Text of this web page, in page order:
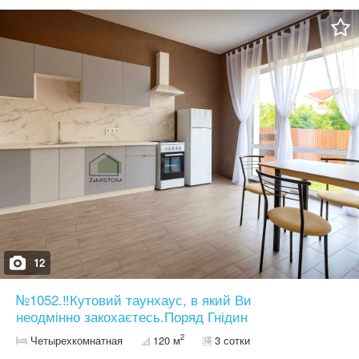
електрика, встановлена ванна, покладена плитка , поклеєні
шпалери, зроблена декоративна штукатурка. Побудований з
дотриманням усіх технічних норм (надамо фотозвіт етапів ). Має
зручне та практичне планування : відокремлена досить простора
кухня з виходом на терасу ; Три кімнати , одну , з яких можна
поділити ще на дві - тобто тут буде зручно навіть великій родині
. Гарна простора і сонячна ділянка , розміром аж 14 соток ,
огороджена парканом, вимощена бруківкою. Поруч канал ,
неподалік ліс . Ціна 160000 у.е. Найбільший вибір будинків і
ділянок. Номер оголошення №1050. Дивіться інші оголошення
автора. Дивіться інші оголошення автора. Більше об’єктів
нерухомості на нашому сайті АН "ZaMistom"
12
№1052.‼️Кутовий таунхаус, в який Ви
неодмінно закохаєтесь.Поряд Гнідин
Четырехкомнатная 120 м2 3 сотки